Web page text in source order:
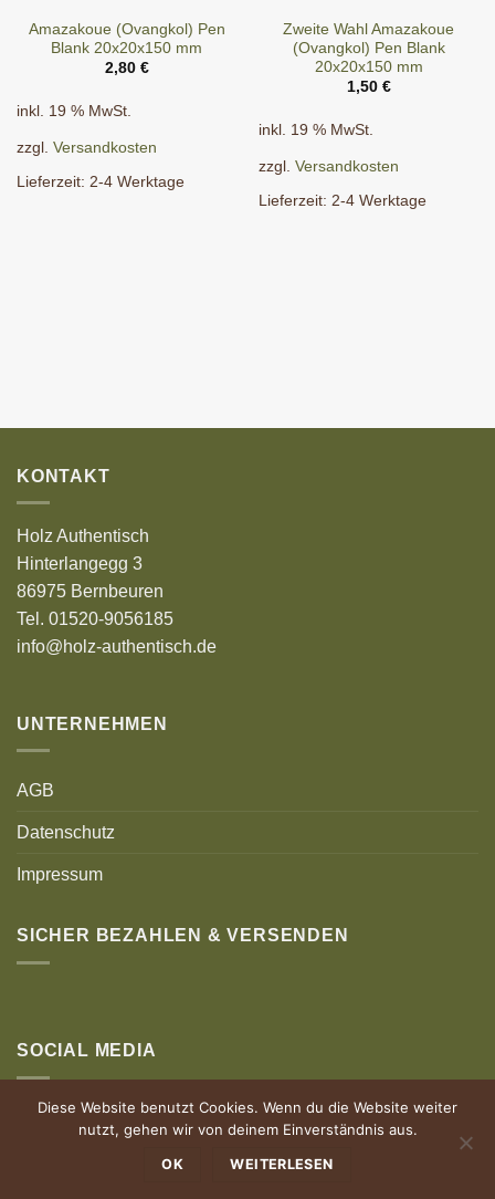
Amazakoue (Ovangkol) Pen
Blank 20x20x150 mm
2,80 €
inkl. 19 % MwSt.
zzgl. Versandkosten
Lieferzeit: 2-4 Werktage
Zweite Wahl Amazakoue
(Ovangkol) Pen Blank
20x20x150 mm
1,50 €
inkl. 19 % MwSt.
zzgl. Versandkosten
Lieferzeit: 2-4 Werktage
KONTAKT
Holz Authentisch
Hinterlangegg 3
86975 Bernbeuren
Tel. 01520-9056185
info@holz-authentisch.de
UNTERNEHMEN
AGB
Datenschutz
Impressum
SICHER BEZAHLEN & VERSENDEN
SOCIAL MEDIA
© Holz Authentisch | Powered by allgäuhero Werbeagentur
Diese Website benutzt Cookies. Wenn du die Website weiter
nutzt, gehen wir von deinem Einverständnis aus.
OK WEITERLESEN